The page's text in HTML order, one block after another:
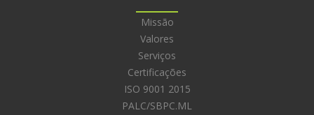
Missão
Valores
Serviços
Certificações
ISO 9001 2015
PALC/SBPC.ML